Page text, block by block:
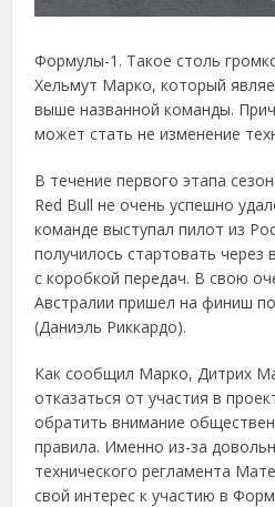
Формулы-1. Такое столь
Хельмут Марко, который
выше названной команды.
может стать не изменение
В течение первого этапа
Red Bull не очень успешно
команде выступал пилот из
получилось стартовать
с коробкой передач. В свою
Австралии пришел на финиш
(Даниэль Риккардо).
Как сообщил Марко, Дитрих
отказаться от участия в
обратить внимание
правила. Именно из-за
технического регламента
свой интерес к участию в